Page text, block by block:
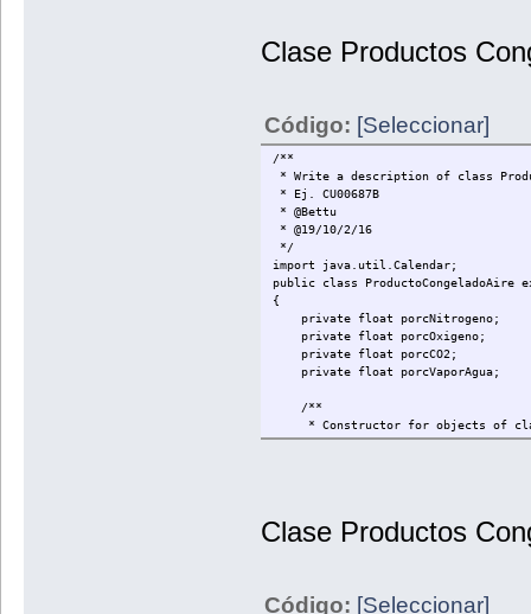
public double
public void
this.temperaturaRecomendada =
public void
System.out.println("Código del
Clase Productos
Código: [Seleccionar]
/**
* Write a description of class
* Ej. CU00687B
* @Bettu
* @19/10/2/16
*/
import java.util.Calendar;
public class ProductoCongeladoAire
{
private float porcNitrogeno;
private float porcOxigeno;
private float porcCO2;
private float porcVaporAgua;
/**
* Constructor for objects of class
*/
porcOxigeno = 0;
public
Clase Productos
Código: [Seleccionar]